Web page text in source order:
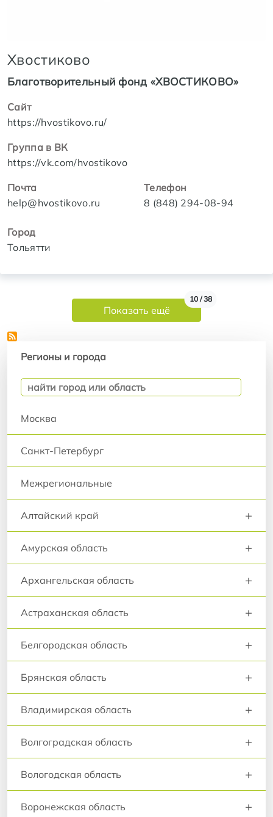
Хвостиково
Благотворительный фонд «ХВОСТИКОВО»
Сайт
https://hvostikovo.ru/
Группа в ВК
https://vk.com/hvostikovo
Почта
help@hvostikovo.ru
Телефон
8 (848) 294-08-94
Город
Тольятти
Показать ещё
10 / 38
Регионы и города
Москва
Санкт-Петербург
Межрегиональные
Алтайский край +
Амурская область +
Архангельская область +
Астраханская область +
Белгородская область +
Брянская область +
Владимирская область +
Волгоградская область +
Вологодская область +
Воронежская область +